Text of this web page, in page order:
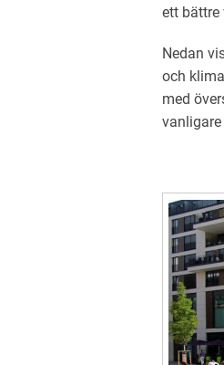
ett bättre
Nedan
och
med